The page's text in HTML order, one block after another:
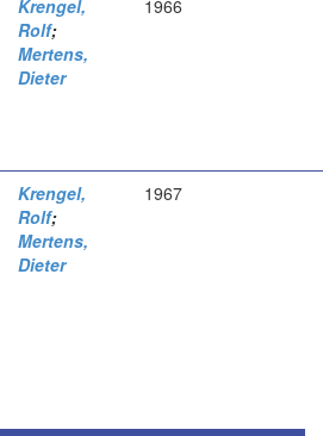
Krengel,
Rolf;
Mertens,
Dieter
1966
Krengel,
Rolf;
Mertens,
Dieter
1967